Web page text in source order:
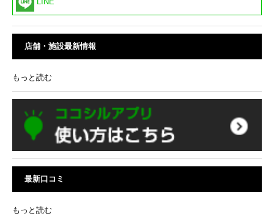
店舗・施設最新情報
もっと読む
最新口コミ
もっと読む